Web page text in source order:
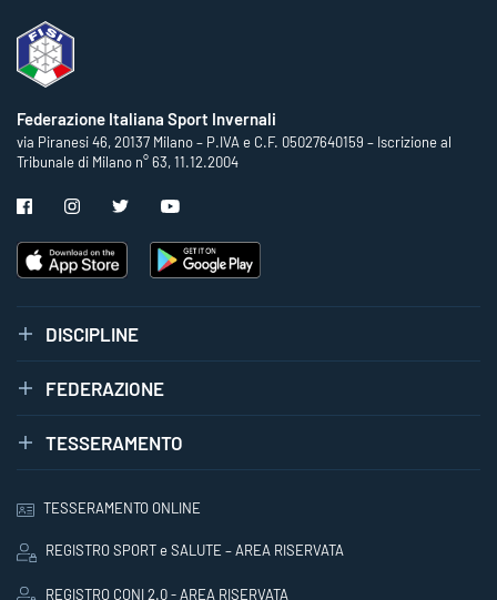
Federazione Italiana Sport Invernali
via Piranesi 46, 20137 Milano – P.IVA e C.F. 05027640159 – Iscrizione al
Tribunale di Milano n° 63, 11.12.2004
DISCIPLINE
FEDERAZIONE
TESSERAMENTO
TESSERAMENTO ONLINE
REGISTRO SPORT e SALUTE – AREA RISERVATA
REGISTRO CONI 2.0 - AREA RISERVATA